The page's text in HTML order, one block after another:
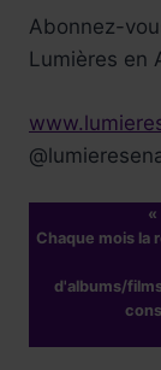
Abonnez-
Lumières en
«
Chaque mois la
d'albums/